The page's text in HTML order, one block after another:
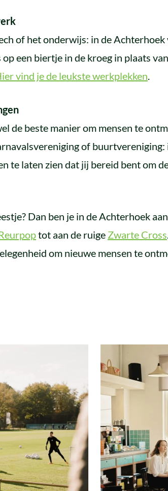
of het onderwijs: in de
op een biertje in de kroeg in plaats
vind je de leukste werkplekken.
de beste manier om mensen te
of
te laten zien dat jij bereid bent om
Dan ben je in de Achterhoek
tot aan de ruige Zwarte Cross
om nieuwe mensen te